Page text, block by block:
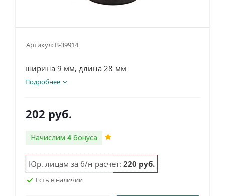
Артикул: B-39914
ширина 9 мм, длина 28 мм
Подробнее
202 руб.
Начислим 4 бонуса
Юр. лицам за б/н расчет: 220 руб.
Есть в наличии